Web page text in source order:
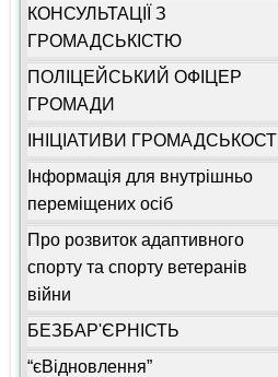
КОНСУЛЬТАЦІЇ З
ГРОМАДСЬКІСТЮ
ПОЛІЦЕЙСЬКИЙ ОФІЦЕР
ГРОМАДИ
ІНІЦІАТИВИ ГРОМАДСЬКОСТІ
Інформація для внутрішньо
переміщених осіб
Про розвиток адаптивного
спорту та спорту ветеранів
війни
БЕЗБАР'ЄРНІСТЬ
“єВідновлення”